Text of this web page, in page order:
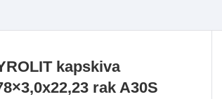
kapskiva
rak A30S